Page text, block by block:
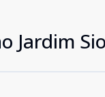
Jardim